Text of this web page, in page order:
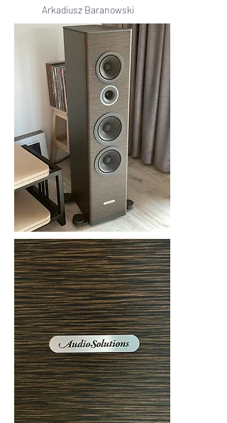
Arkadiusz Baranowski